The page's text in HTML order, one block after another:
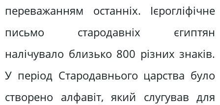
переважанням останніх. Ієрогліфічне
письмо стародавніх єгиптян
налічувало близько 800 різних знаків.
У період Стародавнього царства було
створено алфавіт, який слугував для